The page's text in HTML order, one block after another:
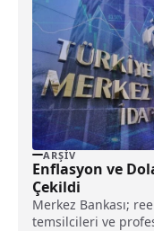
ARŞIV
Enflasyon ve
Çekildi
Merkez Bankası;
temsilcileri ve